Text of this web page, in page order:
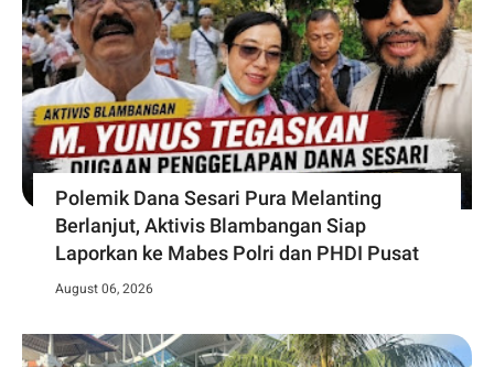
Polemik Dana Sesari Pura Melanting
Berlanjut, Aktivis Blambangan Siap
Laporkan ke Mabes Polri dan PHDI Pusat
August 06, 2026